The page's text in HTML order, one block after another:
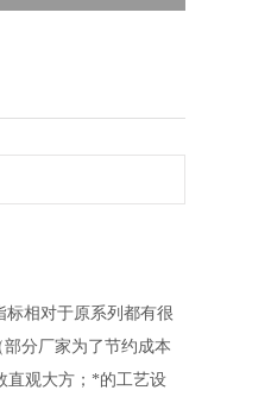
标相对于原系列都有很
分厂家为了节约成本
直观大方；*的工艺设